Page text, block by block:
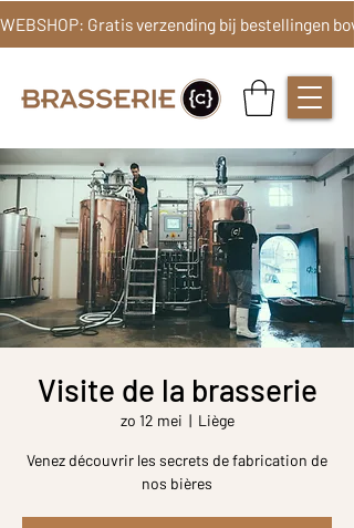
Visite de la brasserie
zo 12 mei
  |
Liège
Venez découvrir les secrets de fabrication de
nos bières